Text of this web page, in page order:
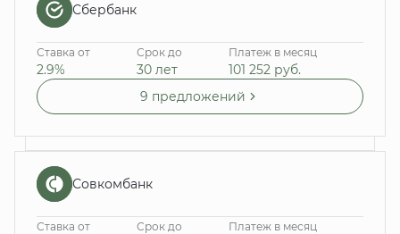
Сбербанк
Ставка от
2.9%
Срок до
30 лет
Платеж в месяц
101 252 руб.
9 предложений
Совкомбанк
Ставка от Срок до Платеж в месяц